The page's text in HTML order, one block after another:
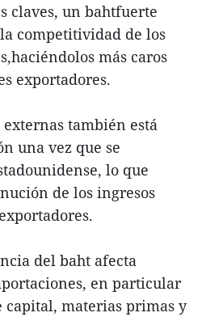
claves, un bahtfuerte
competitividad de los
más caros
exportadores.
también está
una vez que se
lo que
de los ingresos
del baht afecta
en particular
capital, materias primas y